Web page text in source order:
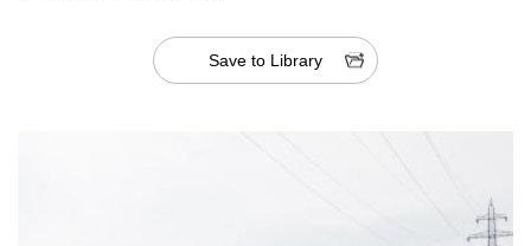
Save to Library